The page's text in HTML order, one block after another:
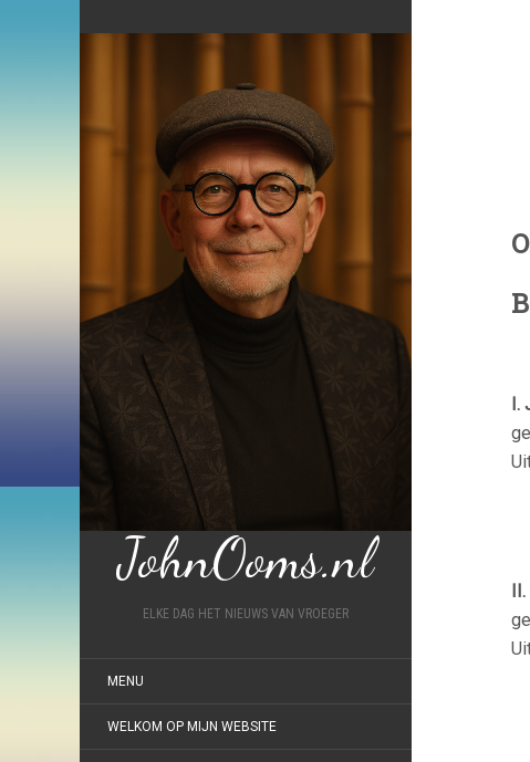
JohnOoms.nl
ELKE DAG HET NIEUWS VAN VROEGER
MENU
WELKOM OP MIJN WEBSITE
I.